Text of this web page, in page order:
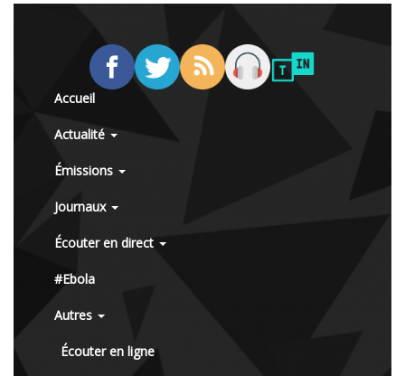
Accueil
Actualité
Émissions
Journaux
Écouter en direct
#Ebola
Autres
Écouter en ligne